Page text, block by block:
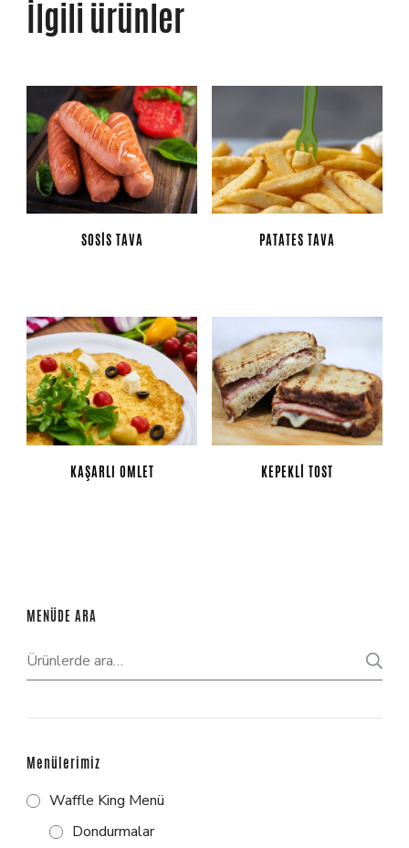
İlgili ürünler
SOSIS TAVA PATATES TAVA
KAŞARLI OMLET KEPEKLI TOST
MENÜDE ARA
Menülerimiz
Waffle King Menü
Dondurmalar